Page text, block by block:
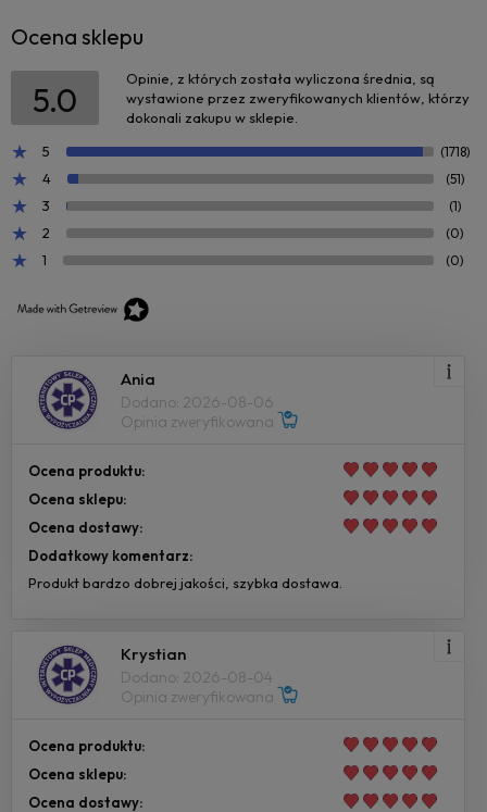
Ocena sklepu
5.0
Opinie, z których została wyliczona średnia, są
wystawione przez zweryfikowanych klientów, którzy
dokonali zakupu w sklepie.
5
(1718)
4 (51)
3 (1)
2 (0)
1 (0)
Ania
Dodano: 2026-08-06
Opinia zweryfikowana
Ocena produktu:
Ocena sklepu:
Ocena dostawy:
Dodatkowy komentarz:
Produkt bardzo dobrej jakości, szybka dostawa.
Krystian
Dodano: 2026-08-04
Opinia zweryfikowana
Ocena produktu:
Ocena sklepu:
Ocena dostawy: